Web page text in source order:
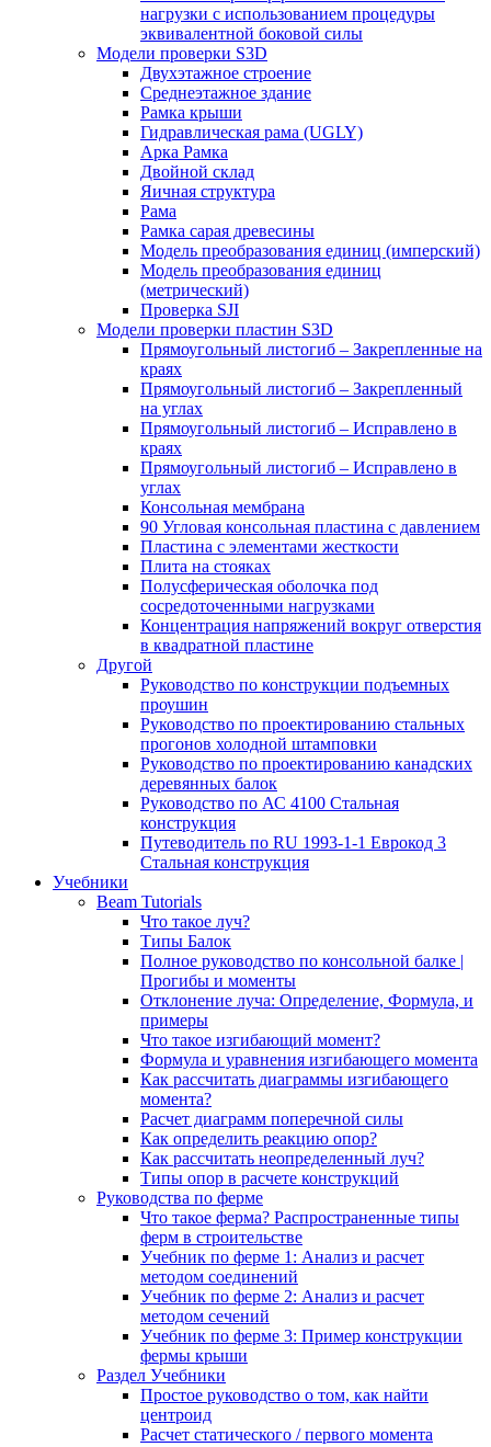
нагрузки с использованием процедуры
эквивалентной боковой силы
Модели проверки S3D
Двухэтажное строение
Среднеэтажное здание
Рамка крыши
Гидравлическая рама (UGLY)
Арка Рамка
Двойной склад
Яичная структура
Рама
Рамка сарая древесины
Модель преобразования единиц (имперский)
Модель преобразования единиц
(метрический)
Проверка SJI
Модели проверки пластин S3D
Прямоугольный листогиб – Закрепленные на
краях
Прямоугольный листогиб – Закрепленный
на углах
Прямоугольный листогиб – Исправлено в
краях
Прямоугольный листогиб – Исправлено в
углах
Консольная мембрана
90 Угловая консольная пластина с давлением
Пластина с элементами жесткости
Плита на стояках
Полусферическая оболочка под
сосредоточенными нагрузками
Концентрация напряжений вокруг отверстия
в квадратной пластине
Другой
Руководство по конструкции подъемных
проушин
Руководство по проектированию стальных
прогонов холодной штамповки
Руководство по проектированию канадских
деревянных балок
Руководство по АС 4100 Стальная
конструкция
Путеводитель по RU 1993-1-1 Еврокод 3
Стальная конструкция
Учебники
Beam Tutorials
Что такое луч?
Типы Балок
Полное руководство по консольной балке |
Прогибы и моменты
Отклонение луча: Определение, Формула, и
примеры
Что такое изгибающий момент?
Формула и уравнения изгибающего момента
Как рассчитать диаграммы изгибающего
момента?
Расчет диаграмм поперечной силы
Как определить реакцию опор?
Как рассчитать неопределенный луч?
Типы опор в расчете конструкций
Руководства по ферме
Что такое ферма? Распространенные типы
ферм в строительстве
Учебник по ферме 1: Анализ и расчет
методом соединений
Учебник по ферме 2: Анализ и расчет
методом сечений
Учебник по ферме 3: Пример конструкции
фермы крыши
Раздел Учебники
Простое руководство о том, как найти
центроид
Расчет статического / первого момента